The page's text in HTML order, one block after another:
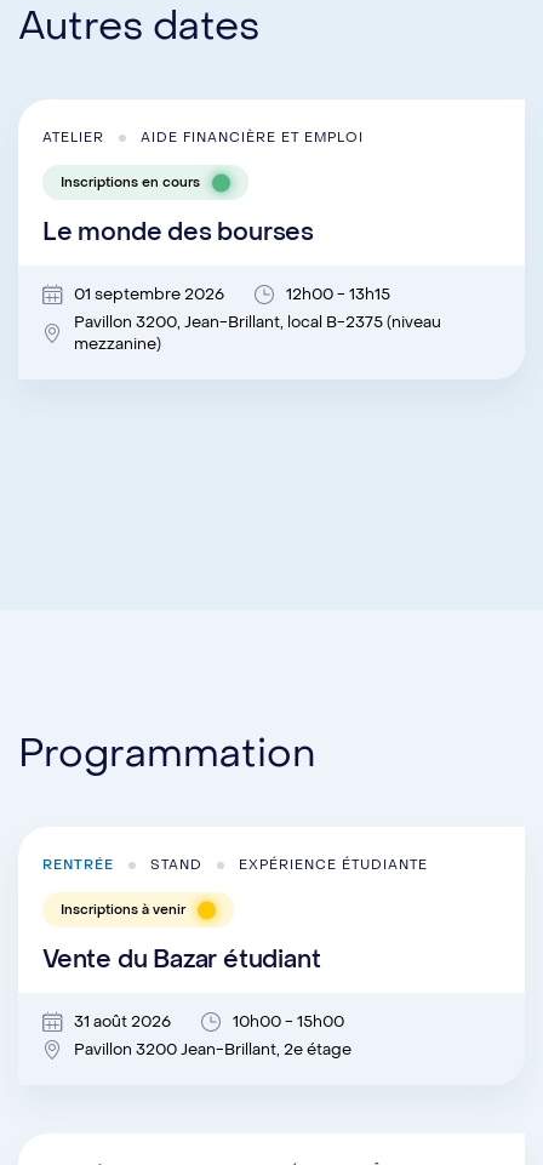
Autres dates
ATELIER AIDE FINANCIÈRE ET EMPLOI
Inscriptions en cours
Le monde des bourses
01 septembre 2026
12h00 - 13h15
Pavillon 3200, Jean-Brillant, local B-2375 (niveau
mezzanine)
Programmation
RENTRÉE STAND EXPÉRIENCE ÉTUDIANTE
Inscriptions à venir
Vente du Bazar étudiant
31 août 2026
10h00 - 15h00
Pavillon 3200 Jean-Brillant, 2e étage